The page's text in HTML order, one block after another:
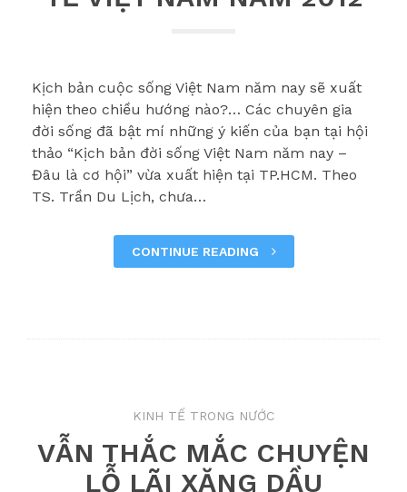
Kịch bản cuộc sống Việt Nam năm nay sẽ xuất
hiện theo chiều hướng nào?… Các chuyên gia
đời sống đã bật mí những ý kiến của bạn tại hội
thảo “Kịch bản đời sống Việt Nam năm nay –
Đâu là cơ hội” vừa xuất hiện tại TP.HCM. Theo
TS. Trần Du Lịch, chưa…
CONTINUE READING
KINH TẾ TRONG NƯỚC
VẪN THẮC MẮC CHUYỆN
LỖ LÃI XĂNG DẦU